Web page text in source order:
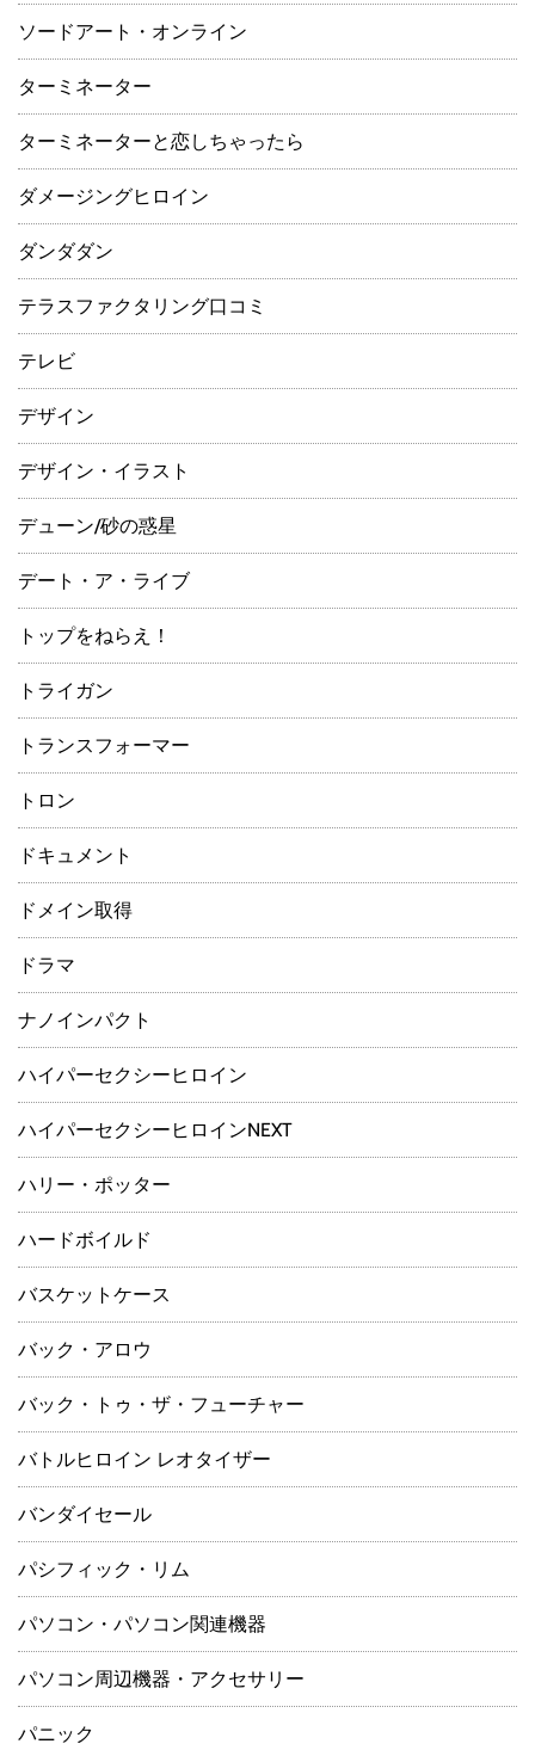
ソードアート・オンライン
ターミネーター
ターミネーターと恋しちゃったら
ダメージングヒロイン
ダンダダン
テラスファクタリング口コミ
テレビ
デザイン
デザイン・イラスト
デューン/砂の惑星
デート・ア・ライブ
トップをねらえ！
トライガン
トランスフォーマー
トロン
ドキュメント
ドメイン取得
ドラマ
ナノインパクト
ハイパーセクシーヒロイン
ハイパーセクシーヒロインNEXT
ハリー・ポッター
ハードボイルド
バスケットケース
バック・アロウ
バック・トゥ・ザ・フューチャー
バトルヒロイン レオタイザー
バンダイセール
パシフィック・リム
パソコン・パソコン関連機器
パソコン周辺機器・アクセサリー
パニック